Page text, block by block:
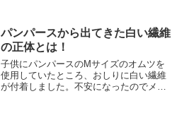
パンパースから出てきた白い繊維
の正体とは！
子供にパンパースのMサイズのオムツを
使用していたところ、おしりに白い繊維
が付着しました。不安になったのでメー